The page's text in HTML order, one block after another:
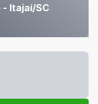
- Itajaí/SC